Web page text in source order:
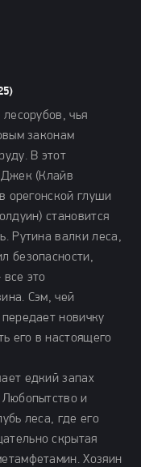
чья
законам
В этот
Джек (Клайв
орегонской глуши
становится
Рутина валки леса,
безопасности,
это
Сэм, чей
новичку
его в настоящего
едкий запах
и
леса, где его
скрытая
Хозяин